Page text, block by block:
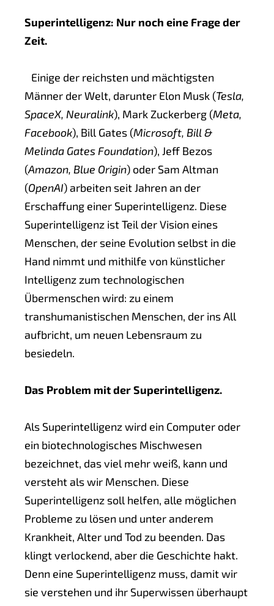
Superintelligenz: Nur noch eine Frage der
Zeit.
Einige der reichsten und mächtigsten
Männer der Welt, darunter Elon Musk (Tesla,
SpaceX, Neuralink), Mark Zuckerberg (Meta,
Facebook), Bill Gates (Microsoft, Bill &
Melinda Gates Foundation), Jeff Bezos
(Amazon, Blue Origin) oder Sam Altman
(OpenAI) arbeiten seit Jahren an der
Erschaffung einer Superintelligenz. Diese
Superintelligenz ist Teil der Vision eines
Menschen, der seine Evolution selbst in die
Hand nimmt und mithilfe von künstlicher
Intelligenz zum technologischen
Übermenschen wird: zu einem
transhumanistischen Menschen, der ins All
aufbricht, um neuen Lebensraum zu
besiedeln.
Das Problem mit der Superintelligenz.
Als Superintelligenz wird ein Computer oder
ein biotechnologisches Mischwesen
bezeichnet, das viel mehr weiß, kann und
versteht als wir Menschen. Diese
Superintelligenz soll helfen, alle möglichen
Probleme zu lösen und unter anderem
Krankheit, Alter und Tod zu beenden. Das
klingt verlockend, aber die Geschichte hakt.
Denn eine Superintelligenz muss, damit wir
sie verstehen und ihr Superwissen überhaupt